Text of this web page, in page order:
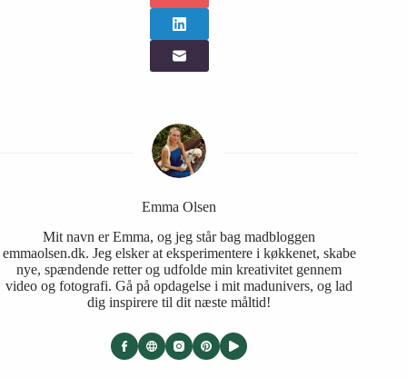
Emma Olsen
Mit navn er Emma, og jeg står bag madbloggen
emmaolsen.dk. Jeg elsker at eksperimentere i køkkenet, skabe
nye, spændende retter og udfolde min kreativitet gennem
video og fotografi. Gå på opdagelse i mit madunivers, og lad
dig inspirere til dit næste måltid!